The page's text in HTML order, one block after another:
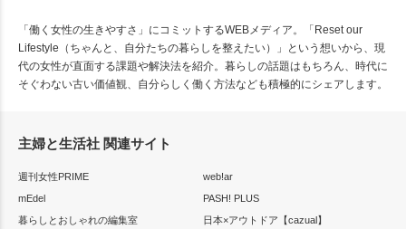
「働く女性の生きやすさ」にコミットするWEBメディア。「Reset our
Lifestyle（ちゃんと、自分たちの暮らしを整えたい）」という想いから、現
代の女性が直面する課題や解決法を紹介。暮らしの話題はもちろん、時代に
そぐわない古い価値観、自分らしく働く方法なども積極的にシェアします。
主婦と生活社 関連サイト
週刊女性PRIME
web!ar
mEdel
PASH! PLUS
暮らしとおしゃれの編集室
日本×アウトドア【cazual】